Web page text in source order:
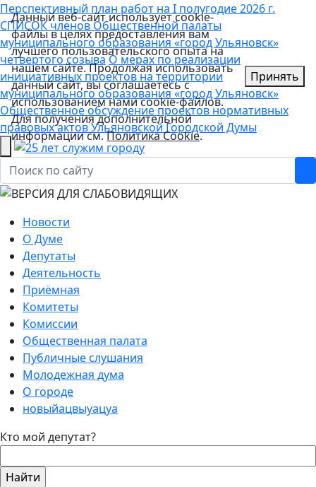
Перспективный план работ на I полугодие 2026 г.
СПИСОК членов Общественной палаты
муниципального образования «город Ульяновск»
четвертого созываО мерах по реализации
инициативных проектов на территории
муниципального образования «город Ульяновск»
Общественное обсуждение проектов нормативных
правовых актов Ульяновской Городской Думы
Новости
О Думе
Депутаты
Деятельность
Приёмная
Комитеты
Комиссии
Общественная палата
Публичные слушания
Молодежная дума
О городе
новыйацвыуацуа
Кто мой депутат?
Данный веб-сайт использует cookie-
файлы в целях предоставления вам
лучшего пользовательского опыта на
нашем сайте. Продолжая использовать
данный сайт, вы соглашаетесь с
использованием нами cookie-файлов.
Для получения дополнительной
информации см.Политика Cookie.
Принять